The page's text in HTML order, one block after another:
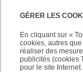
GÉRER LES
En cliquant sur «
cookies, autres
réaliser des
publicités (cookies
pour le site
PRATIQUE